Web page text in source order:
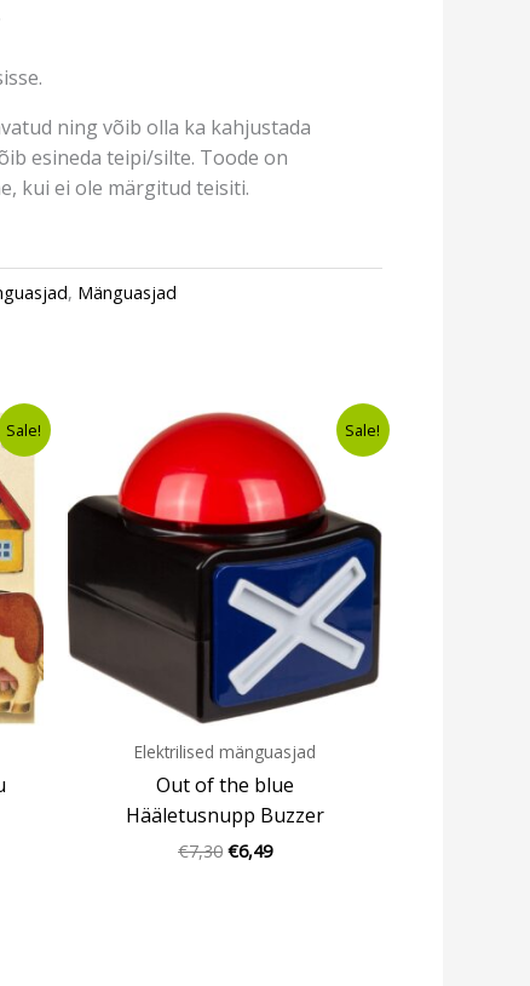
ning võib olla ka kahjustada
esineda teipi/silte. Toode on
kui ei ole märgitud teisiti.
, Mänguasjad
Sale! Sale!
Elektrilised mänguasjad
Out of the blue
Hääletusnupp Buzzer
€7,30
Algne
€7,30.
€6,49
Current
price
€6,49.